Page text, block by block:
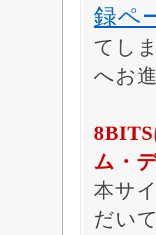
録ペ
てし
へお
ム・
本サ
だい